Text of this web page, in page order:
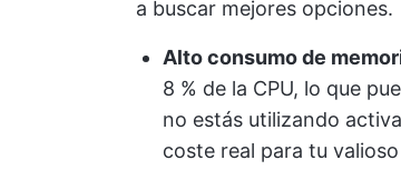
a buscar mejores opciones.
Alto consumo de
8 % de la CPU, lo que
no estás utilizando
coste real para tu